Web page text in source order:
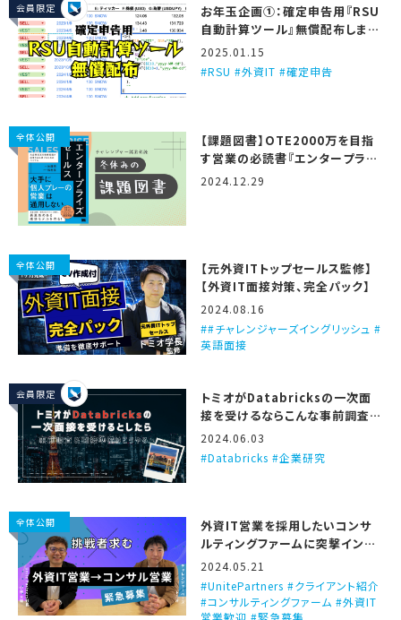
会員限定
お年玉企画①：確定申告用『RSU
自動計算ツール』無償配布しま
す！
2025.01.15
RSU #外資IT #確定申告
全体公開
【課題図書】OTE2000万を目指
す営業の必読書『エンタープライ
ズセールス』
2024.12.29
全体公開
【元外資ITトップセールス監修】
【外資IT面接対策、完全パック】
2024.08.16
#チャレンジャーズイングリッシュ #
英語面接
会員限定
トミオがDatabricksの一次面
接を受けるならこんな事前調査と
準備をする、という話
2024.06.03
Databricks #企業研究
全体公開
外資IT営業を採用したいコンサ
ルティングファームに突撃インタ
ビュー！（Unite Partners）
2024.05.21
UnitePartners #クライアント紹介
#コンサルティングファーム #外資IT